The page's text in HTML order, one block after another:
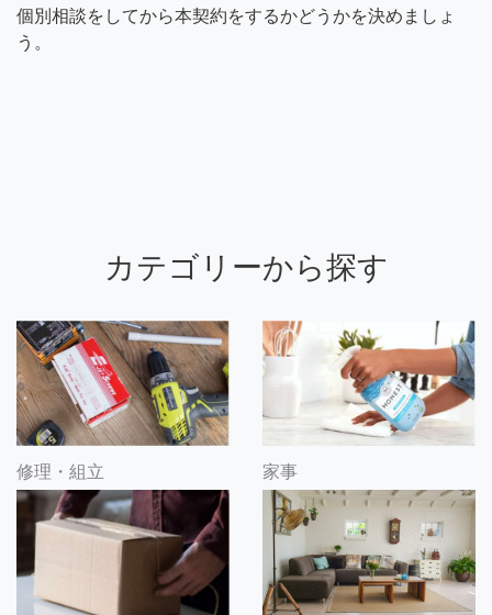
個別相談をしてから本契約をするかどうかを決めましょ
う。
カテゴリーから探す
修理・組立 家事